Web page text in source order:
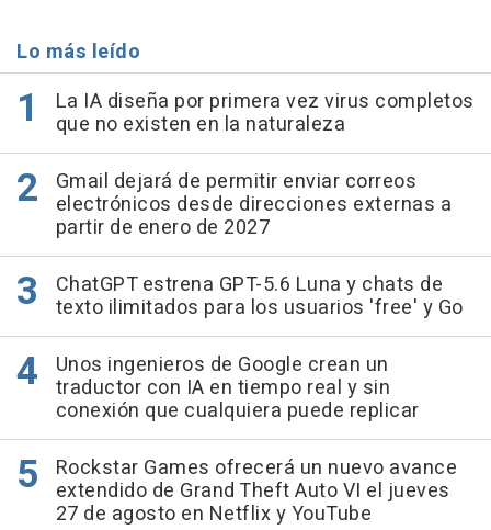
Lo más leído
La IA diseña por primera vez virus completos
que no existen en la naturaleza
Gmail dejará de permitir enviar correos
electrónicos desde direcciones externas a
partir de enero de 2027
ChatGPT estrena GPT-5.6 Luna y chats de
texto ilimitados para los usuarios 'free' y Go
Unos ingenieros de Google crean un
traductor con IA en tiempo real y sin
conexión que cualquiera puede replicar
Rockstar Games ofrecerá un nuevo avance
extendido de Grand Theft Auto VI el jueves
27 de agosto en Netflix y YouTube